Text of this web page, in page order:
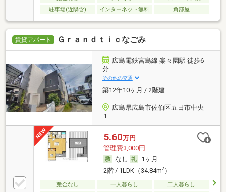
駐車場(近隣含)
インターネット無料 角部屋
賃貸アパート Ｇｒａｎｄｔｉｃなごみ
広島電鉄宮島線 楽々園駅 徒歩6
分
その他の交通
築12年10ヶ月 / 2階建
広島県広島市佐伯区五日市中央
１
5.60万円
管理費3,000円
なし
1ヶ月
2階 / 1LDK（34.84m2）
敷金なし 一人暮らし
二人暮らし